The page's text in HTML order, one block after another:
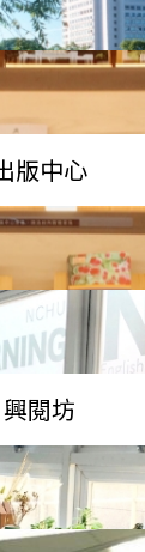
版中心
興閱坊